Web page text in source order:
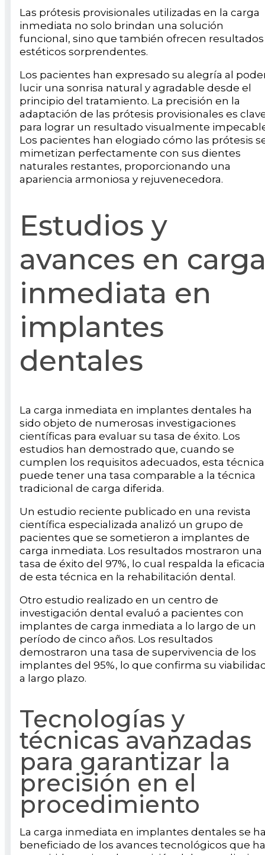
Las prótesis provisionales utilizadas en la carga
inmediata no solo brindan una solución
funcional, sino que también ofrecen resultados
estéticos sorprendentes.
Los pacientes han expresado su alegría al
lucir una sonrisa natural y agradable desde el
principio del tratamiento. La precisión en la
adaptación de las prótesis provisionales es
para lograr un resultado visualmente
Los pacientes han elogiado cómo las prótesis
mimetizan perfectamente con sus dientes
naturales restantes, proporcionando una
apariencia armoniosa y rejuvenecedora.
Estudios y
avances en
inmediata en
implantes
dentales
La carga inmediata en implantes dentales ha
sido objeto de numerosas investigaciones
científicas para evaluar su tasa de éxito. Los
estudios han demostrado que, cuando se
cumplen los requisitos adecuados, esta técnica
puede tener una tasa comparable a la técnica
tradicional de carga diferida.
Un estudio reciente publicado en una revista
científica especializada analizó un grupo de
pacientes que se sometieron a implantes de
carga inmediata. Los resultados mostraron una
tasa de éxito del 97%, lo cual respalda la eficacia
de esta técnica en la rehabilitación dental.
Otro estudio realizado en un centro de
investigación dental evaluó a pacientes con
implantes de carga inmediata a lo largo de un
período de cinco años. Los resultados
demostraron una tasa de supervivencia de los
implantes del 95%, lo que confirma su
a largo plazo.
Tecnologías y
técnicas avanzadas
para garantizar la
precisión en el
procedimiento
La carga inmediata en implantes dentales se
beneficiado de los avances tecnológicos que